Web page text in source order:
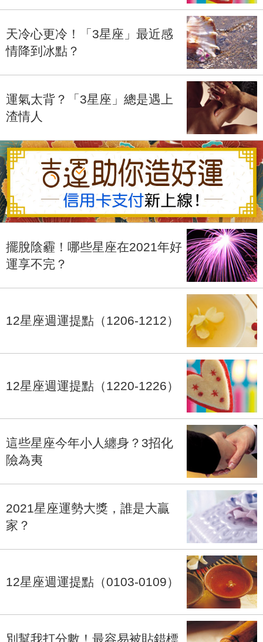
天冷心更冷！「3星座」最近感
情降到冰點？
運氣太背？「3星座」總是遇上
渣情人
擺脫陰霾！哪些星座在2021年好
運享不完？
12星座週運提點（1206-1212）
12星座週運提點（1220-1226）
這些星座今年小人纏身？3招化
險為夷
2021星座運勢大獎，誰是大贏
家？
12星座週運提點（0103-0109）
別幫我打分數！最容易被貼錯標